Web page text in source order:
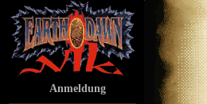
Anmeldung